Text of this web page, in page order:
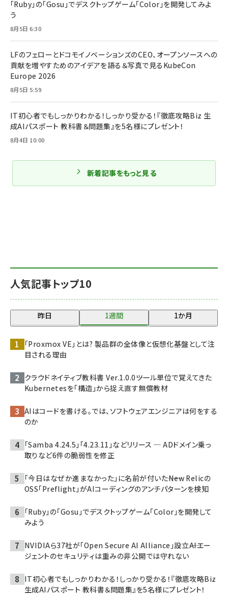
人気記事トップ10
昨日 1週間 1か月
「Proxmox VE」とは? 製品群の全体像と仮想化基盤として注
目される理由
クラウドネイティブ教科書 Ver.1.0.0――ツール単位で覚えてきた
Kubernetesを「構造」から捉え直す無償教材
AIはコードを書ける。では、ソフトウェアエンジニアは何をする
のか
「Samba 4.24.5」「4.23.11」などリリース ─ ADドメイン乗っ
取りなど6件の脆弱性を修正
「今日はなぜか進まなかった」に名前が付いた――New Relicの
OSS「Preflight」がAIコーディングのアンチパターンを検知
「Ruby」の「Gosu」でデスクトップゲーム「Color」を開発して
みよう
NVIDIAら37社が「Open Secure AI Alliance」設立――AIエー
ジェントのセキュリティは重みの非公開では守れない
IT初心者でもしっかりわかる！しっかり受かる！『徹底攻略Biz
生成AIパスポート 教科書＆問題集』を5名様にプレゼント！
「Ruby」の「Gosu」でデスクトップゲーム「Color」を開発してみよ
う
8月5日 6:30
LFのフェローとドコモイノベーションズのCEO、オープンソースへの
貢献を増やすためのアイデアを語る＆写真で見るKubeCon
Europe 2026
8月5日 5:59
IT初心者でもしっかりわかる！しっかり受かる！『徹底攻略Biz 生
成AIパスポート 教科書＆問題集』を5名様にプレゼント！
8月4日 10:00
新着記事をもっと見る